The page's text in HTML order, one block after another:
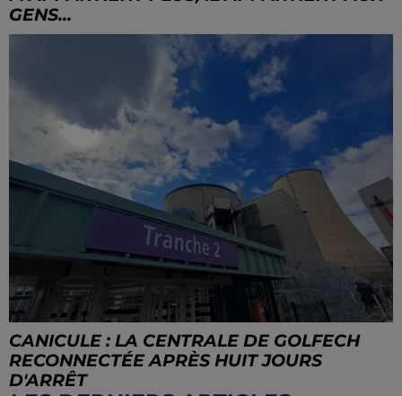
GENS...
CANICULE : LA CENTRALE DE GOLFECH
RECONNECTÉE APRÈS HUIT JOURS
D'ARRÊT